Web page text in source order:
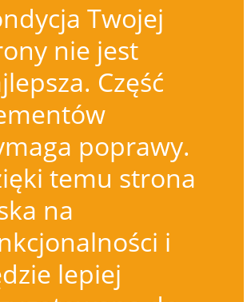
Twojej
nie jest
Część
poprawy.
temu strona
na
i
lepiej